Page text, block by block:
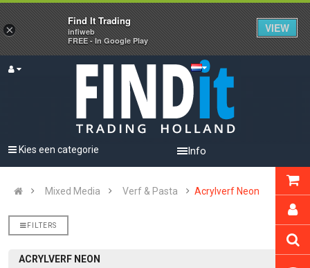
Info
Kies een categorie
Mixed Media Verf & Pasta Acrylverf Neon
FILTERS
ACRYLVERF NEON
×
Find It Trading
infiweb
FREE - In Google Play
VIEW